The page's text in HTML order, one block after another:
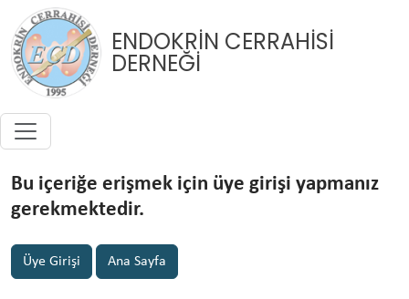
ENDOKRİN CERRAHİSİ
DERNEĞİ
Bu içeriğe erişmek için üye girişi yapmanız
gerekmektedir.
Üye Girişi Ana Sayfa